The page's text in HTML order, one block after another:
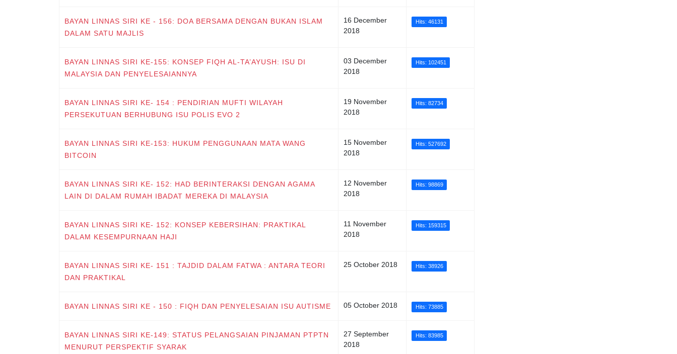
BAYAN LINNAS SIRI KE - 156: DOA BERSAMA DENGAN BUKAN ISLAM
DALAM SATU MAJLIS
16 December
2018
Hits: 46131
BAYAN LINNAS SIRI KE-155: KONSEP FIQH AL-TA’AYUSH: ISU DI
MALAYSIA DAN PENYELESAIANNYA
03 December
2018
Hits: 102451
BAYAN LINNAS SIRI KE- 154 : PENDIRIAN MUFTI WILAYAH
PERSEKUTUAN BERHUBUNG ISU POLIS EVO 2
19 November
2018
Hits: 82734
BAYAN LINNAS SIRI KE-153: HUKUM PENGGUNAAN MATA WANG
BITCOIN
15 November
2018
Hits: 527692
BAYAN LINNAS SIRI KE- 152: HAD BERINTERAKSI DENGAN AGAMA
LAIN DI DALAM RUMAH IBADAT MEREKA DI MALAYSIA
12 November
2018
Hits: 98869
BAYAN LINNAS SIRI KE- 152: KONSEP KEBERSIHAN: PRAKTIKAL
DALAM KESEMPURNAAN HAJI
11 November
2018
Hits: 159315
BAYAN LINNAS SIRI KE- 151 : TAJDID DALAM FATWA : ANTARA TEORI
DAN PRAKTIKAL
25 October 2018 Hits: 38926
BAYAN LINNAS SIRI KE - 150 : FIQH DAN PENYELESAIAN ISU AUTISME 05 October 2018 Hits: 73885
BAYAN LINNAS SIRI KE-149: STATUS PELANGSAIAN PINJAMAN PTPTN
MENURUT PERSPEKTIF SYARAK
27 September
2018
Hits: 83985